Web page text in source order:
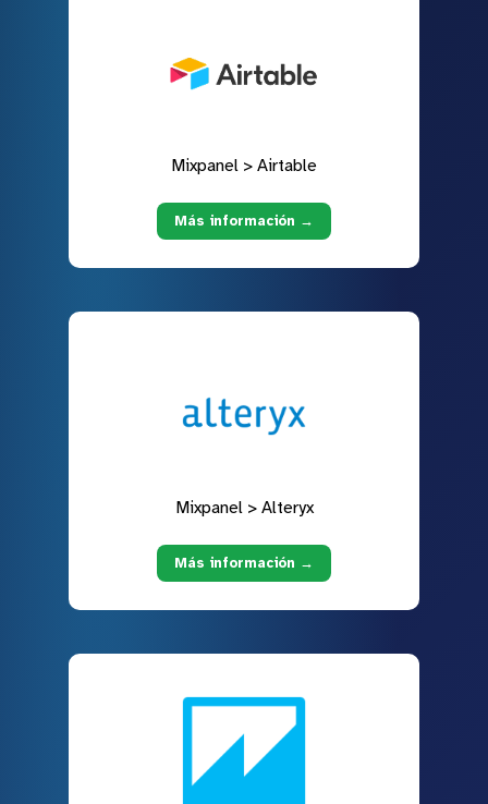
Mixpanel > Airtable
Más información →
Mixpanel > Alteryx
Más información →